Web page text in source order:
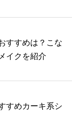
すすめは？こな
イクを紹介
すめカーキ系シ